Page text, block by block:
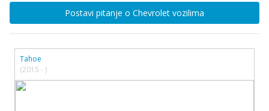
Postavi pitanje o Chevrolet vozilima
Tahoe
(2015 - )